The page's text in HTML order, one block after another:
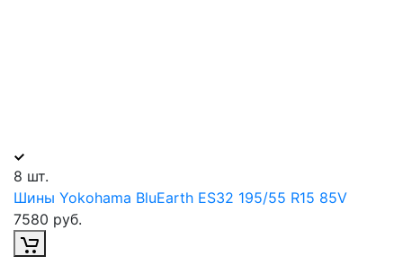
8 шт.
Шины Yokohama BluEarth ES32 195/55 R15 85V
7580 руб.